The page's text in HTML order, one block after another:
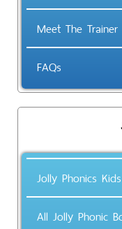
Meet The Trainer
FAQs
Jolly Phonics Kids
All Jolly Phonic